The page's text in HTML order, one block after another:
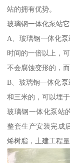
站的拥有优势。
玻璃钢一体化泵站它
A、玻璃钢一体化
时间的一倍以上，
不会腐蚀变形的，
B、玻璃钢一体化
和三米的，可以埋
玻璃钢一体化泵站
整套生产安装完成
烯树脂，土建工程